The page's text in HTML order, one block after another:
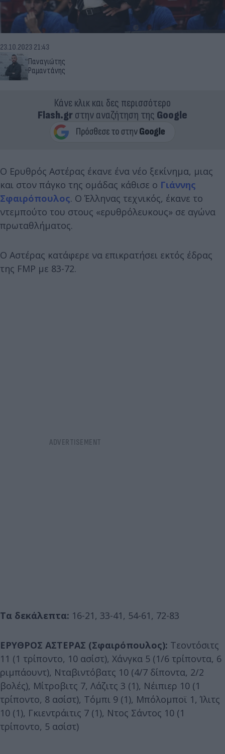
Παναγιώτης
Ραμαντάνης
23.10.2023 21:43
Κάνε κλικ και δες περισσότερο
Flash.grστην αναζήτηση της Google
Ο Ερυθρός Αστέρας έκανε ένα νέο ξεκίνημα, μιας
και στον πάγκο της ομάδας κάθισε ο Γιάννης
Σφαιρόπουλος. Ο Έλληνας τεχνικός, έκανε το
ντεμπούτο του στους «ερυθρόλευκους» σε αγώνα
πρωταθλήματος.
Ο Αστέρας κατάφερε να επικρατήσει εκτός έδρας
της FMP με 83-72.
Τα δεκάλεπτα: 16-21, 33-41, 54-61, 72-83
ΕΡΥΘΡΟΣ ΑΣΤΕΡΑΣ (Σφαιρόπουλος): Τεοντόσιτς
11 (1 τρίποντο, 10 ασίστ), Χάνγκα 5 (1/6 τρίποντα, 6
ριμπάουντ), Νταβιντόβατς 10 (4/7 δίποντα, 2/2
βολές), Μίτροβιτς 7, Λάζιτς 3 (1), Νέιπιερ 10 (1
τρίποντο, 8 ασίστ), Τόμπι 9 (1), Μπόλομποϊ 1, Ίλιτς
10 (1), Γκιεντράιτις 7 (1), Ντος Σάντος 10 (1
τρίποντο, 5 ασίστ)